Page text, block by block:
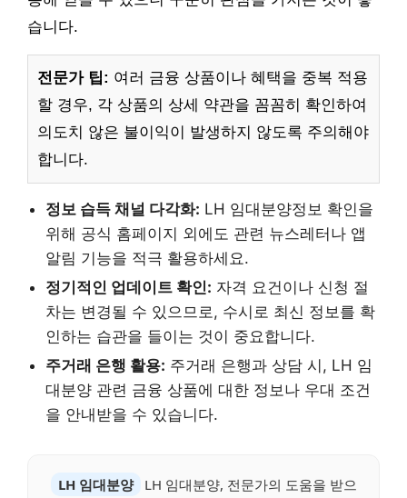
습니다.
전문가 팁: 여러 금융 상품이나 혜택을 중복 적용
할 경우, 각 상품의 상세 약관을 꼼꼼히 확인하여
의도치 않은 불이익이 발생하지 않도록 주의해야
합니다.
정보 습득 채널 다각화: LH 임대분양정보 확인을
위해 공식 홈페이지 외에도 관련 뉴스레터나 앱
알림 기능을 적극 활용하세요.
정기적인 업데이트 확인: 자격 요건이나 신청 절
차는 변경될 수 있으므로, 수시로 최신 정보를 확
인하는 습관을 들이는 것이 중요합니다.
주거래 은행 활용: 주거래 은행과 상담 시, LH 임
대분양 관련 금융 상품에 대한 정보나 우대 조건
을 안내받을 수 있습니다.
LH 임대분양
LH 임대분양, 전문가의 도움을 받으